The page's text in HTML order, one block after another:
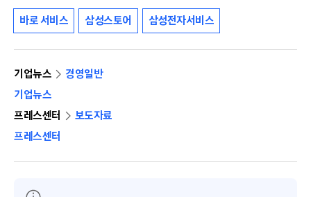
바로 서비스 삼성스토어 삼성전자서비스
기업뉴스
경영일반
기업뉴스
프레스센터
보도자료
프레스센터